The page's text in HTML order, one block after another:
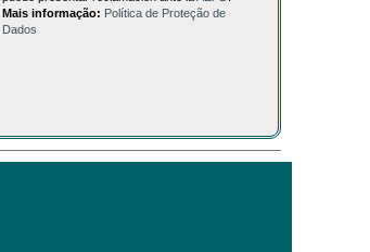
Mais informação: Política de Proteção de
Dados